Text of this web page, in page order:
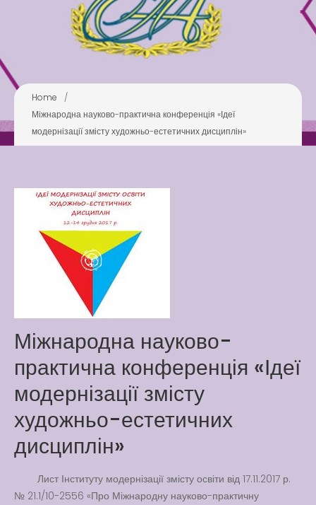
Pool
Play is Our Brain’s Favorite
Way
Kiddie
Way
Latter match class
New Friends Everyday at
Kiddie
Home
/
Міжнародна науково-практична конференція «Ідеї
модернізації змісту художньо-естетичних дисциплін»
Міжнародна науково-
практична конференція «Ідеї
модернізації змісту
художньо-естетичних
дисциплін»
Лист Інституту модернізації змісту освіти від 17.11.2017 р.
№ 21.1/10-2556 «Про Міжнародну науково-практичну